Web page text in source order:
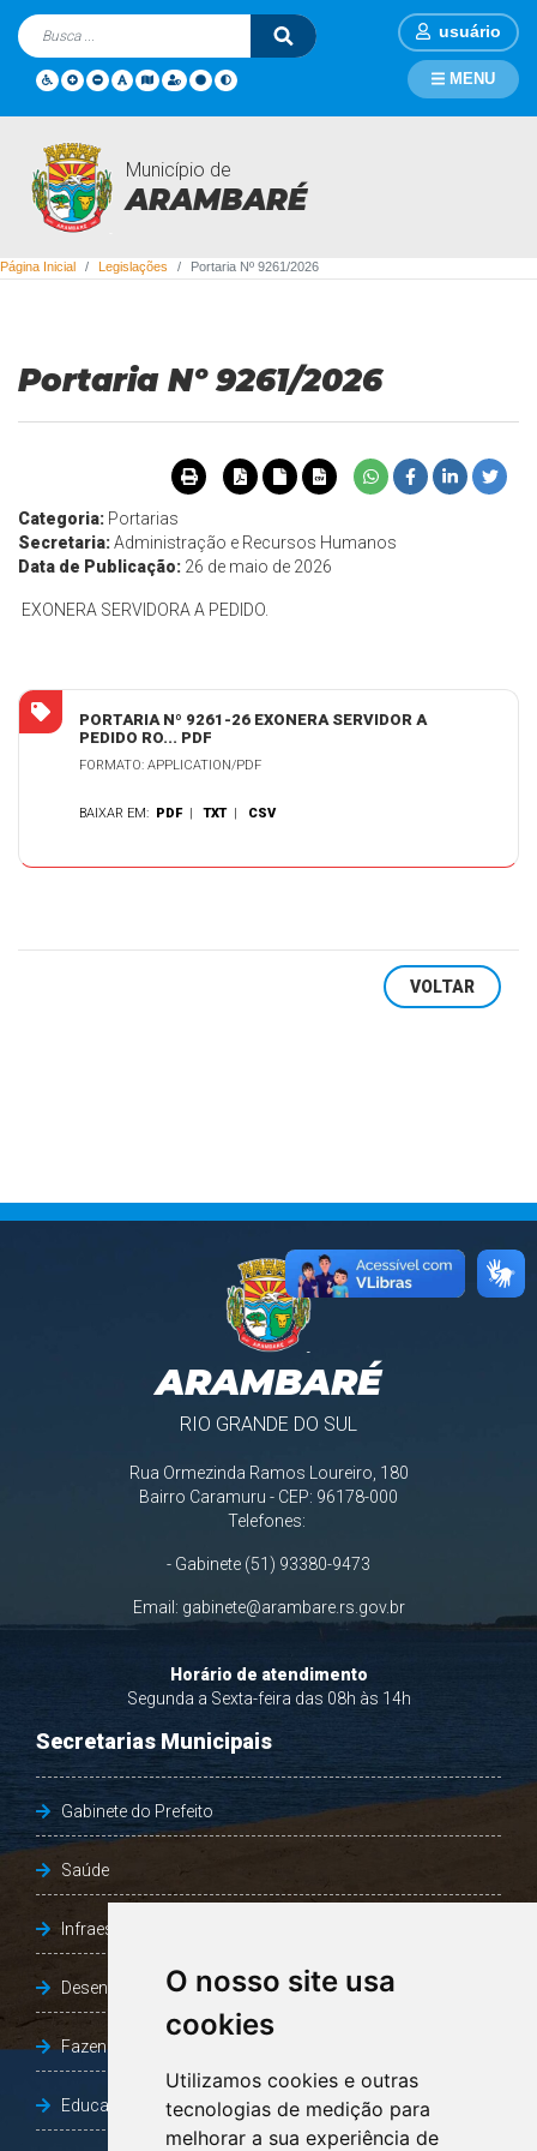
O nosso site usa
cookies
Utilizamos cookies e outras
tecnologias de medição para
melhorar a sua experiência de
usuário
Município de
ARAMBARÉ
MENU
Legislações
Página Inicial Legislações Portaria Nº 9261/2026
Portaria Nº 9261/2026
Categoria: Portarias
Secretaria:Administração e Recursos Humanos
Data de Publicação: 26 de maio de 2026
EXONERA SERVIDORA A PEDIDO.
PORTARIA Nº 9261-26 EXONERA SERVIDOR A
PEDIDO RO... PDF
FORMATO: APPLICATION/PDF
BAIXAR EM: PDF |TXT | CSV
VOLTAR
ARAMBARÉ
RIO GRANDE DO SUL
Rua Ormezinda Ramos Loureiro, 180
Bairro Caramuru - CEP: 96178-000
Telefones:
- Gabinete (51) 93380-9473
Email: gabinete@arambare.rs.gov.br
Horário de atendimento
Segunda a Sexta-feira das 08h às 14h
Secretarias Municipais
Gabinete do Prefeito
Saúde
Infraestrutura, Agricultura e Meio Ambiente
Desenvolvimento Social
Fazenda e Desenvolvimento Econômico
Educação